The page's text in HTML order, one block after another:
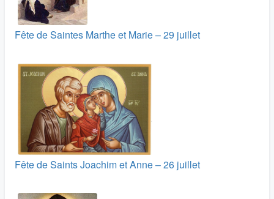
Fête de Saintes Marthe et Marie – 29 juillet
Fête de Saints Joachim et Anne – 26 juillet